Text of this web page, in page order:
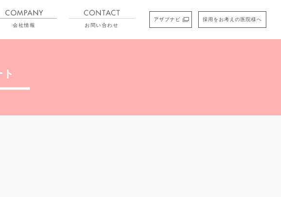
会社情報 お問い合わせ
アザブナビ 採用をお考えの医院様へ